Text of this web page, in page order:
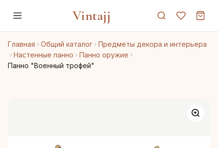
Vintajj
Главная Общий каталог
Предметы декора и интерьера
Настенные панно
Панно оружие
Панно "Военный трофей"